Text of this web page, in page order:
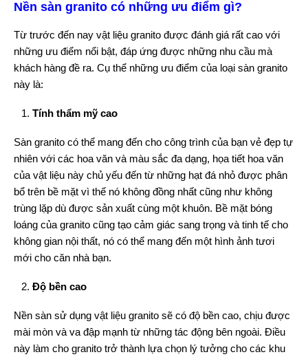
Nền sàn granito có những ưu điểm gì?
Từ trước đến nay vật liệu granito được đánh giá rất cao với
những ưu điểm nổi bật, đáp ứng được những nhu cầu mà
khách hàng đề ra. Cụ thể những ưu điểm của loại sàn granito
này là:
Tính thẩm mỹ cao
Sàn granito có thể mang đến cho công trình của bạn vẻ đẹp tự
nhiên với các hoa văn và màu sắc đa dạng, họa tiết hoa văn
của vật liệu này chủ yếu đến từ những hạt đá nhỏ được phân
bổ trên bề mặt vì thế nó không đồng nhất cũng như không
trùng lặp dù được sản xuất cùng một khuôn. Bề mặt bóng
loáng của granito cũng tạo cảm giác sang trọng và tinh tế cho
không gian nội thất, nó có thể mang đến một hình ảnh tươi
mới cho căn nhà bạn.
Độ bền cao
Nền sàn sử dụng vật liệu granito sẽ có độ bền cao, chịu được
mài mòn và va đập mạnh từ những tác động bên ngoài. Điều
này làm cho granito trở thành lựa chọn lý tưởng cho các khu